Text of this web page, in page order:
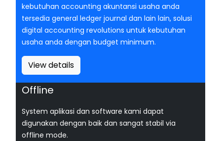
kebutuhan accounting akuntansi usaha anda
tersedia general ledger journal dan lain lain, solusi
digital accounting revolutions untuk kebutuhan
usaha anda dengan budget minimum.
View details
Offline
System aplikasi dan software kami dapat
digunakan dengan baik dan sangat stabil via
offline mode.